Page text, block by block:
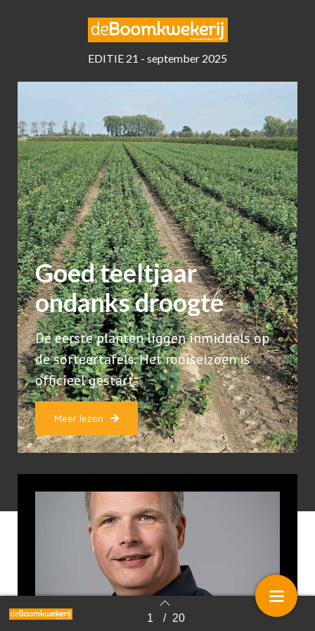
Terug naar overzicht 1 / 20
EDITIE 21 - september 2025
Goed teeltjaar
ondanks droogte
De eerste planten liggen inmiddels op
de sorteertafels. Het rooiseizoen is
officieel gestart.
Meer lezen